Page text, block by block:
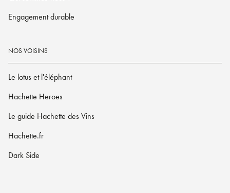
Engagement durable
NOS VOISINS
Le lotus et l'éléphant
Hachette Heroes
Le guide Hachette des Vins
Hachette.fr
Dark Side